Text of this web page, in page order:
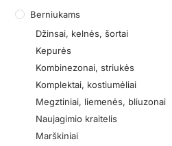
Berniukams
Džinsai, kelnės, šortai
Kepurės
Kombinezonai, striukės
Komplektai, kostiumėliai
Megztiniai, liemenės, bliuzonai
Naujagimio kraitelis
Marškiniai